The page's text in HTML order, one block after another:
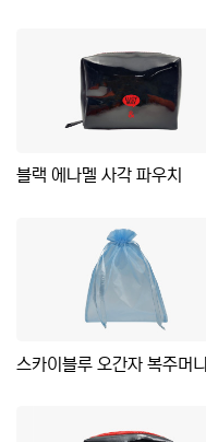
블랙 에나멜 사각 파우치
스카이블루 오간자 복주머니